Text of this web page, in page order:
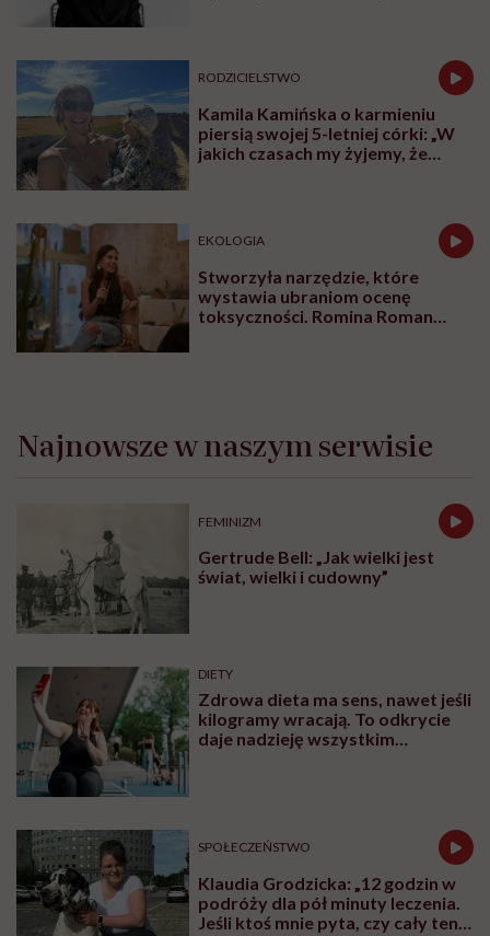
RODZICIELSTWO
Kamila Kamińska o karmieniu
piersią swojej 5-letniej córki: „W
jakich czasach my żyjemy, że
EKOLOGIA
Stworzyła narzędzie, które
wystawia ubraniom ocenę
toksyczności. Romina Roman
Najnowsze w naszym serwisie
FEMINIZM
Gertrude Bell: „Jak wielki jest
świat, wielki i cudowny”
DIETY
Zdrowa dieta ma sens, nawet jeśli
kilogramy wracają. To odkrycie
daje nadzieję wszystkim
SPOŁECZEŃSTWO
Klaudia Grodzicka: „12 godzin w
podróży dla pół minuty leczenia.
Jeśli ktoś mnie pyta, czy cały ten